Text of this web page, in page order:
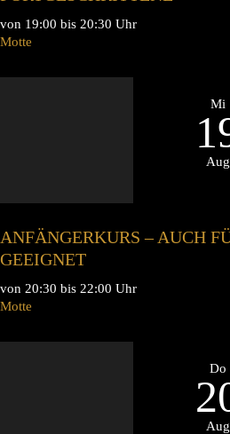
von 19:00 bis 20:30 Uhr
Motte
Mi
Aug
ANFÄNGERKURS – AUCH
GEEIGNET
von 20:30 bis 22:00 Uhr
Motte
Do
Aug